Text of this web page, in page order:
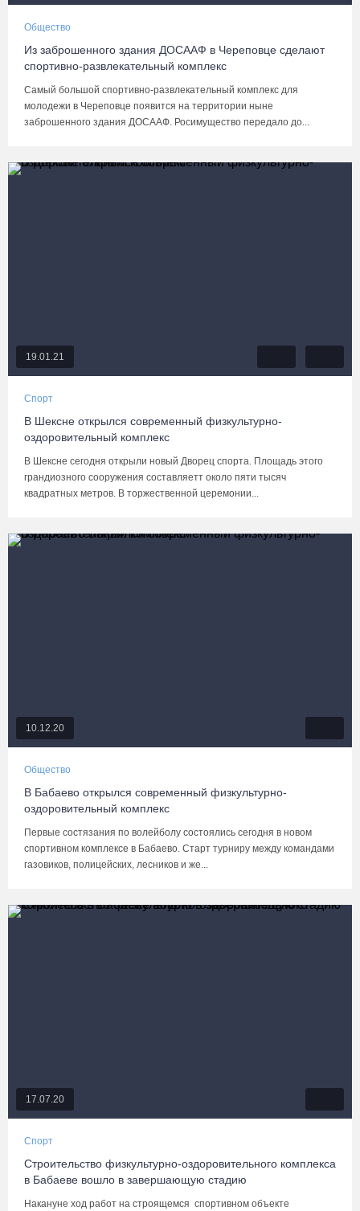
Общество
Из заброшенного здания ДОСААФ в Череповце сделают
спортивно-развлекательный комплекс
Самый большой спортивно-развлекательный комплекс для
молодежи в Череповце появится на территории ныне
заброшенного здания ДОСААФ. Росимущество передало до...
19.01.21
Спорт
В Шексне открылся современный физкультурно-
оздоровительный комплекс
В Шексне сегодня открыли новый Дворец спорта. Площадь этого
грандиозного сооружения составляетт около пяти тысяч
квадратных метров. В торжественной церемонии...
10.12.20
Общество
В Бабаево открылся современный физкультурно-
оздоровительный комплекс
Первые состязания по волейболу состоялись сегодня в новом
спортивном комплексе в Бабаево. Старт турниру между командами
газовиков, полицейских, лесников и же...
17.07.20
Спорт
Строительство физкультурно-оздоровительного комплекса
в Бабаеве вошло в завершающую стадию
Накануне ход работ на строящемся спортивном объекте